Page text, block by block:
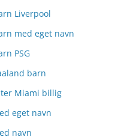
Liverpool
med eget navn
PSG
barn
Miami billig
eget navn
navn